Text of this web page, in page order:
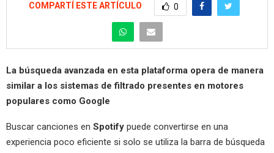
COMPARTÍ ESTE ARTÍCULO 0
La búsqueda avanzada en esta plataforma opera de manera
similar a los sistemas de filtrado presentes en motores
populares como Google
Buscar canciones en Spotify puede convertirse en una
experiencia poco eficiente si solo se utiliza la barra de búsqueda